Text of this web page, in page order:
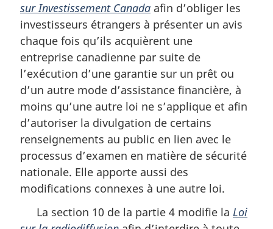
sur Investissement Canada afin d’obliger les
investisseurs étrangers à présenter un avis
chaque fois qu’ils acquièrent une
entreprise canadienne par suite de
l’exécution d’une garantie sur un prêt ou
d’un autre mode d’assistance financière, à
moins qu’une autre loi ne s’applique et afin
d’autoriser la divulgation de certains
renseignements au public en lien avec le
processus d’examen en matière de sécurité
nationale. Elle apporte aussi des
modifications connexes à une autre loi.
La section 10 de la partie 4 modifie la Loi